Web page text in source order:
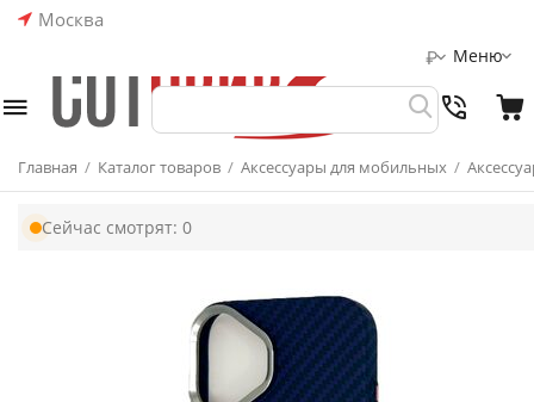
Москва
Меню
₽
Главная / Каталог товаров / Аксессуары для мобильных /
Сейчас смотрят: 0